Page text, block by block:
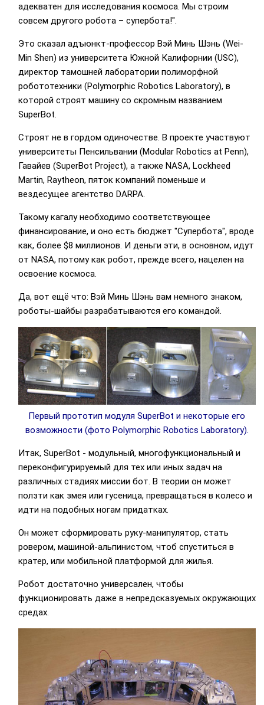
адекватен для исследования космоса. Мы строим
совсем другого робота – супербота!".
Это сказал адъюнкт-профессор Вэй Минь Шэнь (Wei-
Min Shen) из университета Южной Калифорнии (USC),
директор тамошней лаборатории полиморфной
робототехники (Polymorphic Robotics Laboratory), в
которой строят машину со скромным названием
SuperBot.
Строят не в гордом одиночестве. В проекте участвуют
университеты Пенсильвании (Modular Robotics at Penn),
Гавайев (SuperBot Project), а также NASA, Lockheed
Martin, Raytheon, пяток компаний поменьше и
вездесущее агентство DARPA.
Такому кагалу необходимо соответствующее
финансирование, и оно есть бюджет "Супербота", вроде
как, более $8 миллионов. И деньги эти, в основном, идут
от NASA, потому как робот, прежде всего, нацелен на
освоение космоса.
Да, вот ещё что: Вэй Минь Шэнь вам немного знаком,
роботы-шайбы разрабатываются его командой.
Первый прототип модуля SuperBot и некоторые его
возможности (фото Polymorphic Robotics Laboratory).
Итак, SuperBot - модульный, многофункциональный и
переконфигурируемый для тех или иных задач на
различных стадиях миссии бот. В теории он может
ползти как змея или гусеница, превращаться в колесо и
идти на подобных ногам придатках.
Он может сформировать руку-манипулятор, стать
ровером, машиной-альпинистом, чтоб спуститься в
кратер, или мобильной платформой для жилья.
Робот достаточно универсален, чтобы
функционировать даже в непредсказуемых окружающих
средах.